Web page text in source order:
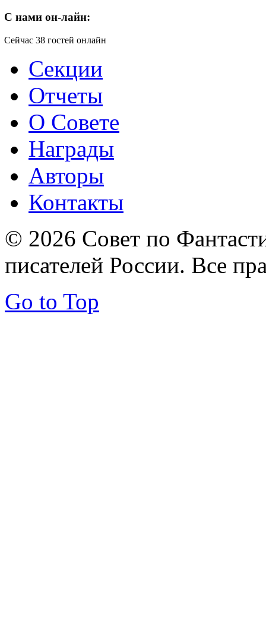
C нами он-лайн:
Сейчас 38 гостей онлайн
Секции
Отчеты
О Совете
Награды
Авторы
Контакты
© 2026 Совет по
писателей России. Все
Go to Top